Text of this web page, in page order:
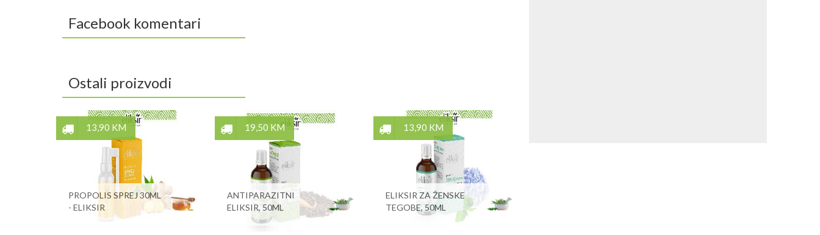
Facebook komentari
Ostali proizvodi
13,90 KM
PROPOLIS SPREJ 30ML
- ELIKSIR
19,50 KM
ANTIPARAZITNI
ELIKSIR, 50ML
13,90 KM
ELIKSIR ZA ŽENSKE
TEGOBE, 50ML